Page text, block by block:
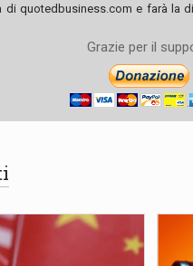
di quotedbusiness.com e farà la
Grazie per il